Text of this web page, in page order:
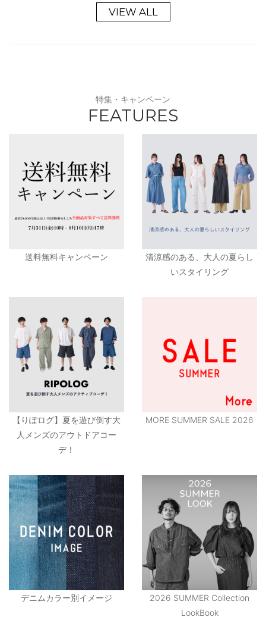
VIEW ALL
特集・キャンペーン
FEATURES
送料無料キャンペーン
清涼感のある、大人の夏らし
いスタイリング
【りぽログ】夏を遊び倒す大
人メンズのアウトドアコー
デ！
MORE SUMMER SALE 2026
デニムカラー別イメージ
2026 SUMMER Collection
LookBook